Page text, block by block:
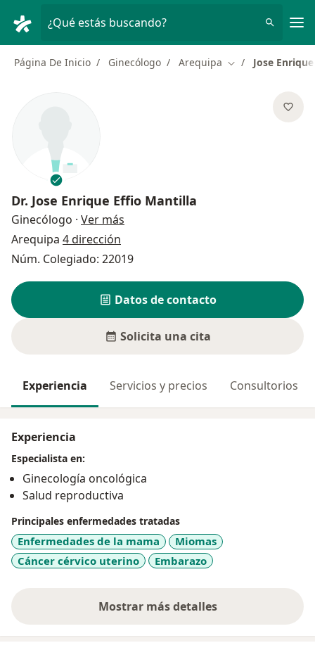
¿Qué estás buscando?
Página De Inicio Ginecólogo Arequipa Cambiar de
Jose
Dr. Jose Enrique Effio Mantilla
Ginecólogo · Ver más
Arequipa 4 dirección
Núm. Colegiado: 22019
Datos de contacto
Solicita una cita
Experiencia Servicios y precios Consultorios
Experiencia
Especialista en:
Ginecología oncológica
Salud reproductiva
Principales enfermedades tratadas
Enfermedades de la mama
Miomas
Cáncer cérvico uterino
Embarazo
Mostrar más detalles
sobre la experiencia